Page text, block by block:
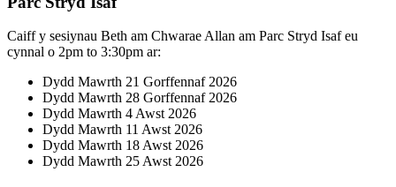
Caiff y sesiynau Beth am Chwarae Allan am Parc Stryd Isaf eu
cynnal o 2pm to 3:30pm ar:
Dydd Mawrth 21 Gorffennaf 2026
Dydd Mawrth 28 Gorffennaf 2026
Dydd Mawrth 4 Awst 2026
Dydd Mawrth 11 Awst 2026
Dydd Mawrth 18 Awst 2026
Dydd Mawrth 25 Awst 2026